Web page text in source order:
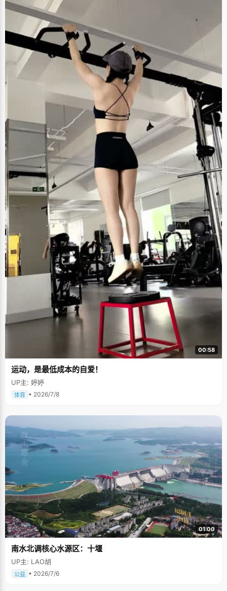
00:58
运动，是最低成本的自爱！
UP主: 婷婷
体育 • 2026/7/8
01:00
南水北调核心水源区：十堰
UP主: LAO胡
公益 • 2026/7/6